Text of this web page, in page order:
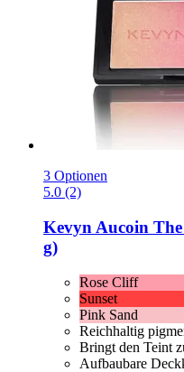
3 Optionen
5.0 (2)
Kevyn Aucoin
g)
Rose Cliff
Sunset
Pink Sand
Reichhaltig
Bringt den Teint
Aufbaubare